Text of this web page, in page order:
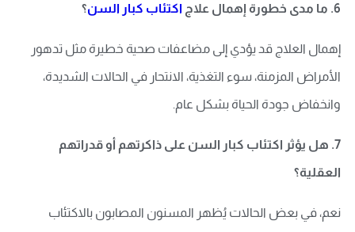
6. ما مدى خطورة إهمال علاج اكتئاب كبار السن؟
إهمال العلاج قد يؤدي إلى مضاعفات صحية خطيرة مثل تدهور
الأمراض المزمنة، سوء التغذية، الانتحار في الحالات الشديدة،
وانخفاض جودة الحياة بشكل عام.
7. هل يؤثر اكتئاب كبار السن على ذاكرتهم أو قدراتهم
العقلية؟
نعم، في بعض الحالات يُظهر المسنون المصابون بالاكتئاب